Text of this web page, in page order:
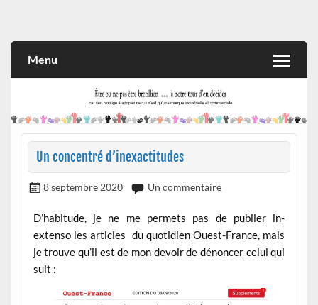
et commerciale
Menu
Un concentré d’inexactitudes
8 septembre 2020 Un commentaire
D’habitude, je ne me permets pas de publier in-
extenso les articles du quotidien Ouest-France, mais
je trouve qu’il est de mon devoir de dénoncer celui qui
suit :